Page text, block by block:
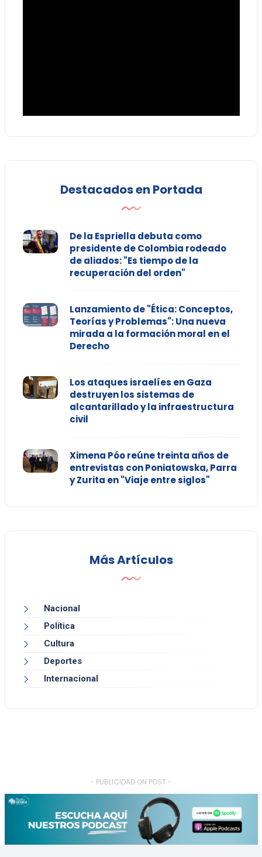
Destacados en Portada
De la Espriella debuta como
presidente de Colombia rodeado
de aliados: "Es tiempo de la
recuperación del orden"
Lanzamiento de "Ética: Conceptos,
Teorías y Problemas": Una nueva
mirada a la formación moral en el
Derecho
Los ataques israelíes en Gaza
destruyen los sistemas de
alcantarillado y la infraestructura
civil
Ximena Póo reúne treinta años de
entrevistas con Poniatowska, Parra
y Zurita en "Viaje entre siglos"
Más Artículos
Nacional
Política
Cultura
Deportes
Internacional
- PUBLICIDAD ON POST -